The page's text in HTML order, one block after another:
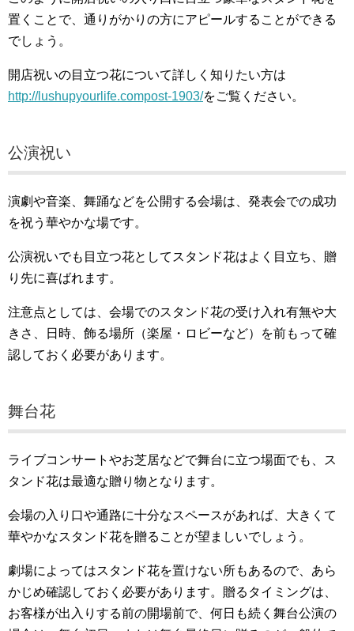
置くことで、通りがかりの方にアピールすることができる
でしょう。
開店祝いの目立つ花について詳しく知りたい方は
http://lushupyourlife.compost-1903/をご覧ください。
公演祝い
演劇や音楽、舞踊などを公開する会場は、発表会での成功
を祝う華やかな場です。
公演祝いでも目立つ花としてスタンド花はよく目立ち、贈
り先に喜ばれます。
注意点としては、会場でのスタンド花の受け入れ有無や大
きさ、日時、飾る場所（楽屋・ロビーなど）を前もって確
認しておく必要があります。
舞台花
ライブコンサートやお芝居などで舞台に立つ場面でも、ス
タンド花は最適な贈り物となります。
会場の入り口や通路に十分なスペースがあれば、大きくて
華やかなスタンド花を贈ることが望ましいでしょう。
劇場によってはスタンド花を置けない所もあるので、あら
かじめ確認しておく必要があります。贈るタイミングは、
お客様が出入りする前の開場前で、何日も続く舞台公演の